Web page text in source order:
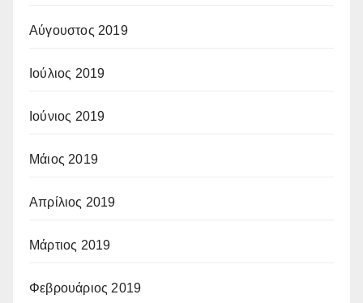
Αύγουστος 2019
Ιούλιος 2019
Ιούνιος 2019
Μάιος 2019
Απρίλιος 2019
Μάρτιος 2019
Φεβρουάριος 2019